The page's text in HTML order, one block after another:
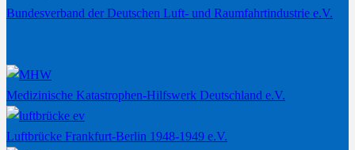
Bundesverband der Deutschen Luft- und Raumfahrtindustrie e.V.
Medizinische Katastrophen-Hilfswerk Deutschland e.V.
Luftbrücke Frankfurt-Berlin 1948-1949 e.V.